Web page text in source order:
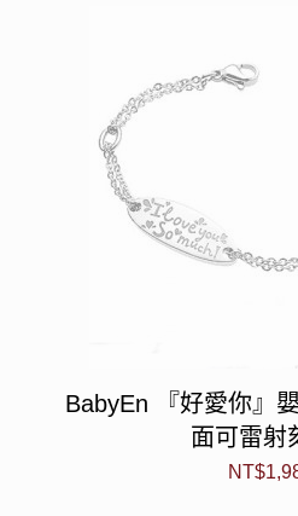
BabyEn 『好愛你』
面可雷射
NT$